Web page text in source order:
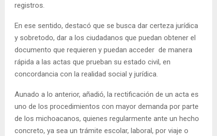
registros.
En ese sentido, destacó que se busca dar certeza jurídica
y sobretodo, dar a los ciudadanos que puedan obtener el
documento que requieren y puedan acceder de manera
rápida a las actas que prueban su estado civil, en
concordancia con la realidad social y jurídica.
Aunado a lo anterior, añadió, la rectificación de un acta es
uno de los procedimientos con mayor demanda por parte
de los michoacanos, quienes regularmente ante un hecho
concreto, ya sea un trámite escolar, laboral, por viaje o